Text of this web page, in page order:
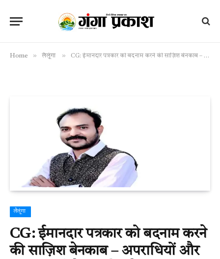
Home » लैलूंगा » CG: ईमानदार पत्रकार को बदनाम करने की साज़िश बेनकाब – अपराधियों और भ्रष्ट पटवारी के गठजोड़ से घबराया सच
लैलूंगा
CG: ईमानदार पत्रकार को बदनाम करने
की साज़िश बेनकाब – अपराधियों और